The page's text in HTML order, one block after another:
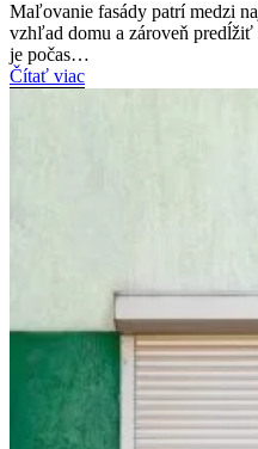
Maľovanie fasády patrí medzi
vzhľad domu a zároveň predĺžiť
je počas…
Čítať viac